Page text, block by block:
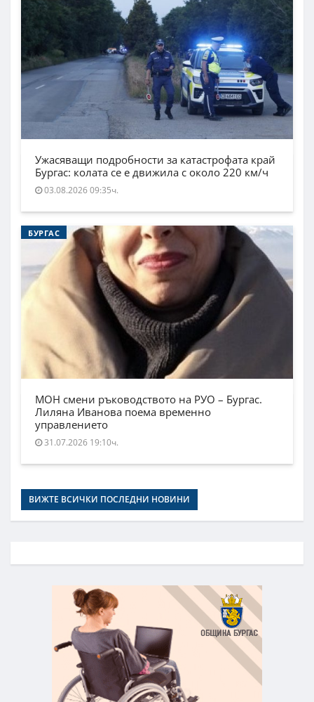
Ужасяващи подробности за катастрофата край
Бургас: колата се е движила с около 220 км/ч
03.08.2026 09:35ч.
БУРГАС
МОН смени ръководството на РУО – Бургас.
Лиляна Иванова поема временно
управлението
31.07.2026 19:10ч.
ВИЖТЕ ВСИЧКИ ПОСЛЕДНИ НОВИНИ